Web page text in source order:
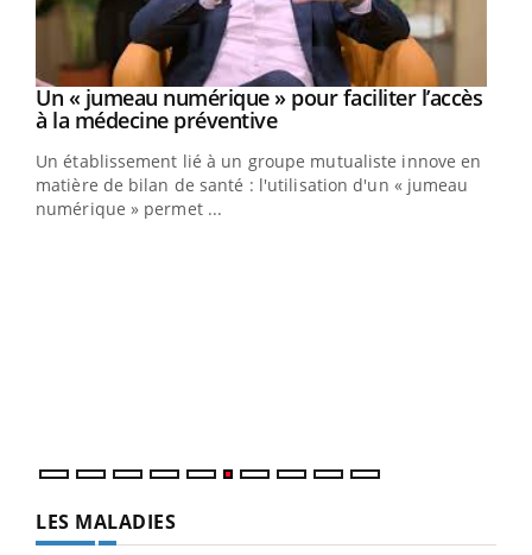
Youtube
Un « jumeau numérique » pour faciliter l’accès
à la médecine préventiveYoutube
Un établissement lié à un groupe mutualiste innove en
matière de bilan de santé : l'utilisation d'un « jumeau
numérique » permet ...
LES MALADIES